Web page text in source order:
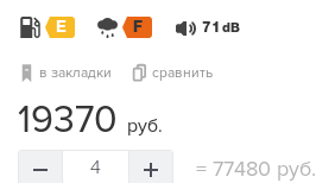
E F 71 dB
в закладки сравнить
19370 руб.
4 = 77480 руб.